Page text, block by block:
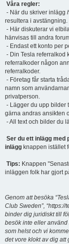
Våra regler:
- När du skriver inlägg
resultera i avstängning.
- Här diskuterar vi
hänvisas till andra
- Endast ett konto per
- Din Tesla referralkod
referralkoder någon
referralkoder.
- Företag får starta
namn som
privatperson.
- Lägger du upp bilder
gärna andras ansikten
- All text och bilder du
Ser du ett inlägg med
inlägg knappen istället
Tips: Knappen
inläggen folk har gjort
Genom att besöka
Club Sweden”,
binder dig juridiskt till
besök inte eller använd
som helst och vi
det vore klokt av dig